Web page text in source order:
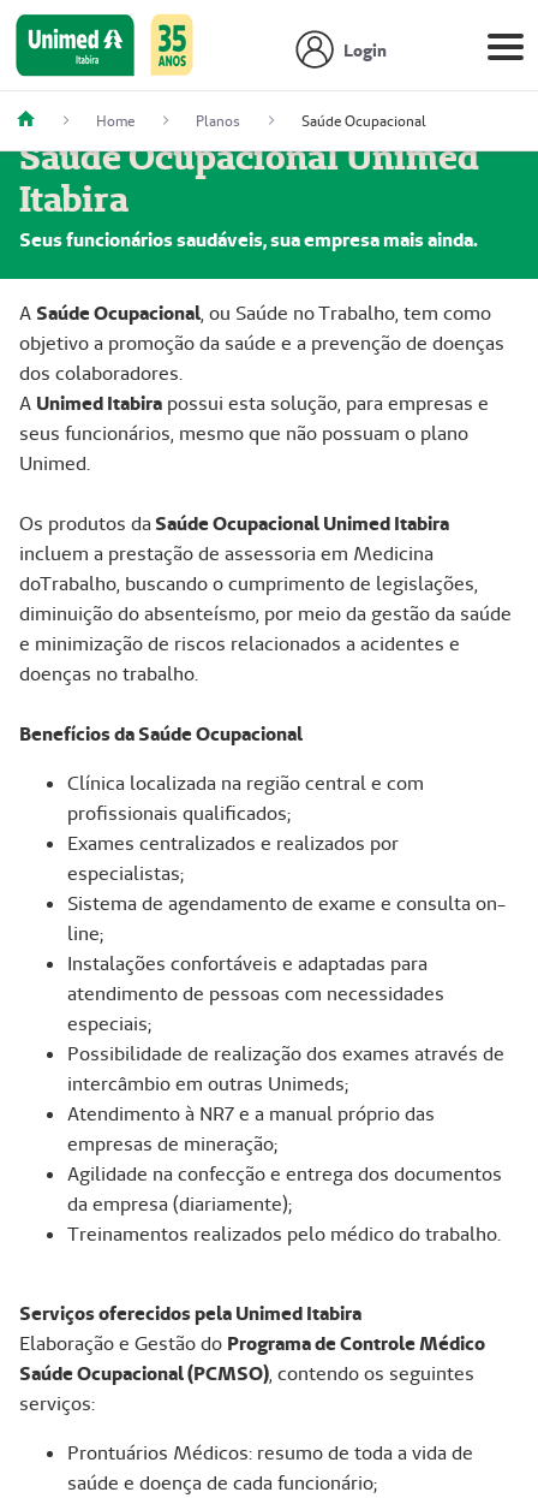
Login
Home Planos Saúde Ocupacional
Saúde Ocupacional Unimed
Itabira
Seus funcionários saudáveis, sua empresa mais ainda.
A Saúde Ocupacional, ou Saúde no Trabalho, tem como
objetivo a promoção da saúde e a prevenção de doenças
dos colaboradores.
A Unimed Itabira possui esta solução, para empresas e
seus funcionários, mesmo que não possuam o plano
Unimed.
Os produtos da Saúde Ocupacional Unimed Itabira
incluem a prestação de assessoria em Medicina
doTrabalho, buscando o cumprimento de legislações,
diminuição do absenteísmo, por meio da gestão da saúde
e minimização de riscos relacionados a acidentes e
doenças no trabalho.
Benefícios da Saúde Ocupacional
Clínica localizada na região central e com
profissionais qualificados;
Exames centralizados e realizados por
especialistas;
Sistema de agendamento de exame e consulta on-
line;
Instalações confortáveis e adaptadas para
atendimento de pessoas com necessidades
especiais;
Possibilidade de realização dos exames através de
intercâmbio em outras Unimeds;
Atendimento à NR7 e a manual próprio das
empresas de mineração;
Agilidade na confecção e entrega dos documentos
da empresa (diariamente);
Treinamentos realizados pelo médico do trabalho.
Serviços oferecidos pela Unimed Itabira
Elaboração e Gestão do Programa de Controle Médico
Saúde Ocupacional (PCMSO), contendo os seguintes
serviços:
Prontuários Médicos: resumo de toda a vida de
saúde e doença de cada funcionário;